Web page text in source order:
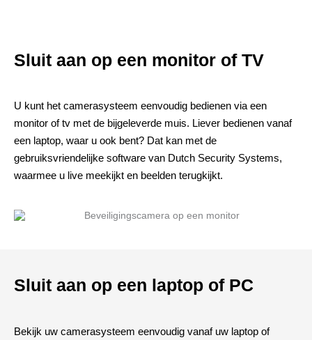
Sluit aan op een monitor of TV
U kunt het camerasysteem eenvoudig bedienen via een
monitor of tv met de bijgeleverde muis. Liever bedienen vanaf
een laptop, waar u ook bent? Dat kan met de
gebruiksvriendelijke software van Dutch Security Systems,
waarmee u live meekijkt en beelden terugkijkt.
Sluit aan op een laptop of PC
Bekijk uw camerasysteem eenvoudig vanaf uw laptop of